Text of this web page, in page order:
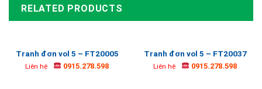
RELATED PRODUCTS
Tranh đơn vol 5 – FT20005
Liên hệ 0915.278.598
Tranh đơn vol 5 – FT20037
Liên hệ 0915.278.598